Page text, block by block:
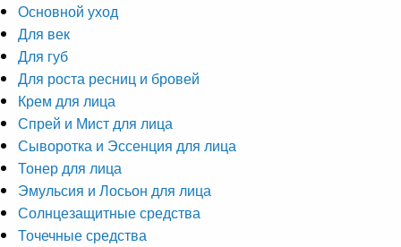
Основной уход
Для век
Для губ
Для роста ресниц и бровей
Крем для лица
Спрей и Мист для лица
Сыворотка и Эссенция для лица
Тонер для лица
Эмульсия и Лосьон для лица
Солнцезащитные средства
Точечные средства